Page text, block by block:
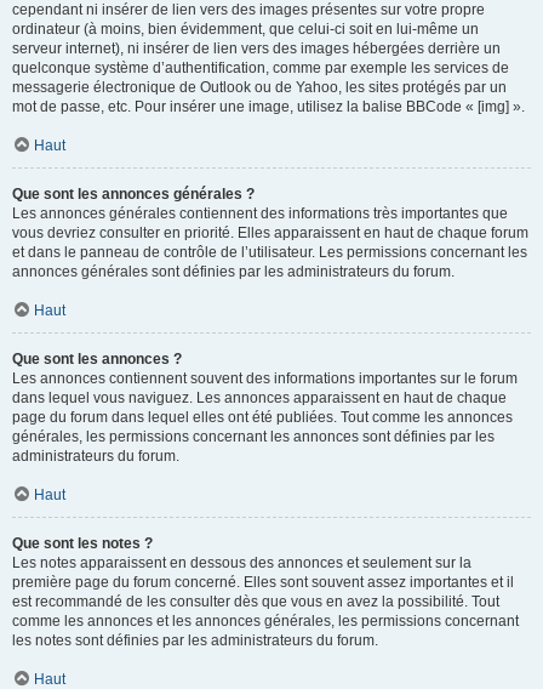
cependant ni insérer de lien vers des images présentes sur votre propre
ordinateur (à moins, bien évidemment, que celui-ci soit en lui-même un
serveur internet), ni insérer de lien vers des images hébergées derrière un
quelconque système d’authentification, comme par exemple les services de
messagerie électronique de Outlook ou de Yahoo, les sites protégés par un
mot de passe, etc. Pour insérer une image, utilisez la balise BBCode « [img] ».
Haut
Que sont les annonces générales ?
Les annonces générales contiennent des informations très importantes que
vous devriez consulter en priorité. Elles apparaissent en haut de chaque forum
et dans le panneau de contrôle de l’utilisateur. Les permissions concernant les
annonces générales sont définies par les administrateurs du forum.
Haut
Que sont les annonces ?
Les annonces contiennent souvent des informations importantes sur le forum
dans lequel vous naviguez. Les annonces apparaissent en haut de chaque
page du forum dans lequel elles ont été publiées. Tout comme les annonces
générales, les permissions concernant les annonces sont définies par les
administrateurs du forum.
Haut
Que sont les notes ?
Les notes apparaissent en dessous des annonces et seulement sur la
première page du forum concerné. Elles sont souvent assez importantes et il
est recommandé de les consulter dès que vous en avez la possibilité. Tout
comme les annonces et les annonces générales, les permissions concernant
les notes sont définies par les administrateurs du forum.
Haut